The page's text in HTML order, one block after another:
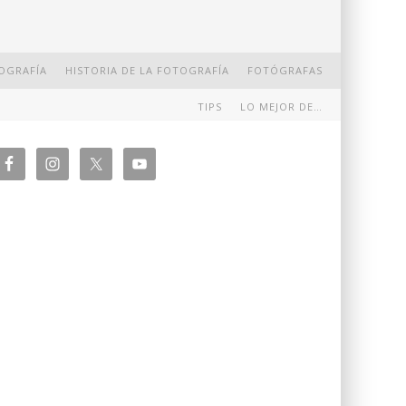
FOTÓGRAFAS
HISTORIA DE LA FOTOGRAFÍA
LO MEJOR DE…
TIPS